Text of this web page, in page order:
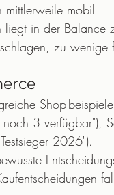
mittlerweile mobil
liegt in der Balance
zu wenige
Shop-
3 verfügbar"),
2026").